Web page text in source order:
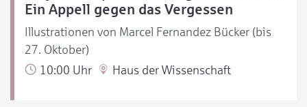
Ein Appell gegen das Vergessen
Illustrationen von Marcel Fernandez Bücker (bis
27. Oktober)
10:00 Uhr
Haus der Wissenschaft